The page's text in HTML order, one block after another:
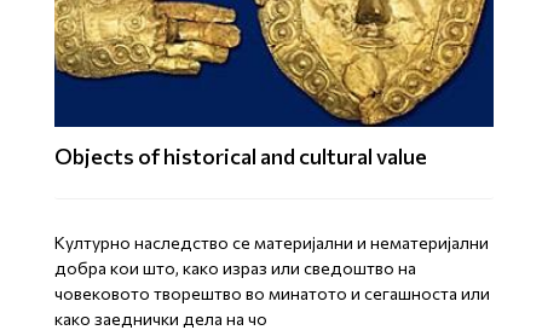
Objects of historical and cultural value
Културно наследство се материјални и нематеријални
добра кои што, како израз или сведоштво на
човековото творештво во минатото и сегашноста или
како заеднички дела на чо